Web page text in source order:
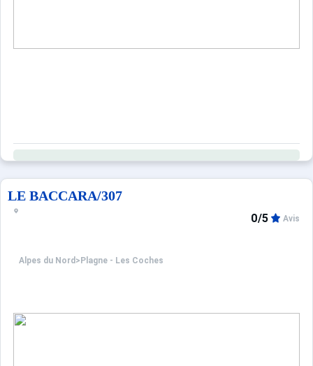
LE BACCARA/307
Alpes du Nord > Plagne - Les Coches
0/5 Avis